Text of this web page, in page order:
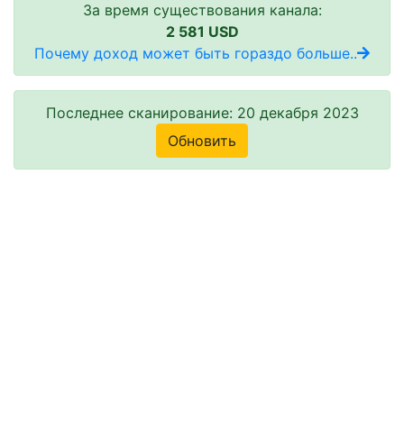
За время существования канала:
2 581 USD
Почему доход может быть гораздо больше..
Последнее сканирование: 20 декабря 2023
Обновить